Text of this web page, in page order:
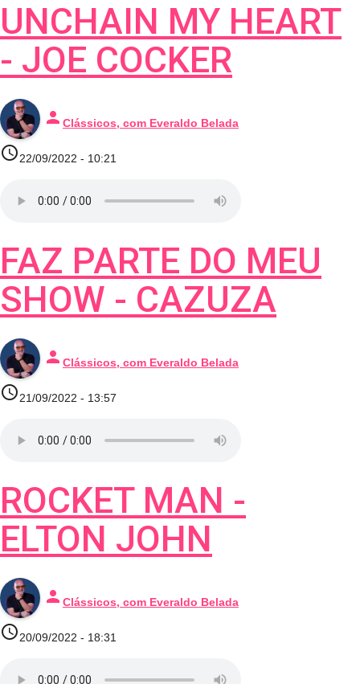
UNCHAIN MY HEART
- JOE COCKER
person Clássicos, com Everaldo Belada
access_time22/09/2022 - 10:21
FAZ PARTE DO MEU
SHOW - CAZUZA
person Clássicos, com Everaldo Belada
access_time21/09/2022 - 13:57
ROCKET MAN -
ELTON JOHN
person Clássicos, com Everaldo Belada
access_time20/09/2022 - 18:31